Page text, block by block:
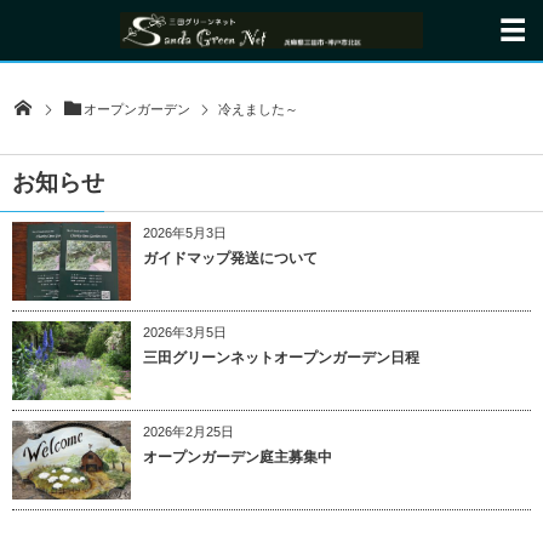
オープンガーデン 冷えました～
お知らせ
2026年5月3日
ガイドマップ発送について
2026年3月5日
三田グリーンネットオープンガーデン日程
2026年2月25日
オープンガーデン庭主募集中